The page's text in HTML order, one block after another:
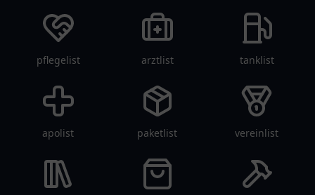
pflegelist arztlist tanklist
apolist paketlist vereinlist